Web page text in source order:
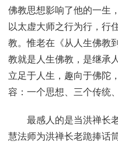
佛教思想影响了他的一生
以太虚大师之行为行，行
教。惟老在《从人生佛教
教就是人生佛教，是继承
立足于人生，趣向于佛陀
容：一个思想、三个传统
最感人的是当洪禅长老
慧法师为洪禅长老跪捧话